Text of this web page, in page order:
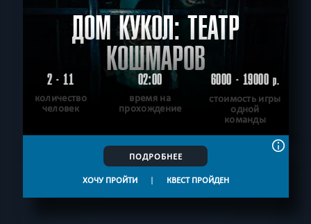
ДОМ КУКОЛ: ТЕАТР
КОШМАРОВ
2 - 11
количество
человек
02:00
время на
прохождение
6000 - 19000р.
стоимость игры
одной
команды
ПОДРОБНЕЕ
ХОЧУ ПРОЙТИ | КВЕСТ ПРОЙДЕН